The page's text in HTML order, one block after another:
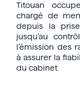
Titouan
chargé de
depuis la
jusqu’au
l’émission des
à assurer la
du cabinet.